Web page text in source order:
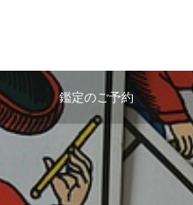
鑑定のご予約